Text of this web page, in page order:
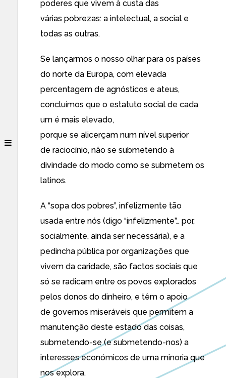
poderes que vivem à custa das
várias pobrezas: a intelectual, a social e
todas as outras.
Se lançarmos o nosso olhar para os países
do norte da Europa, com elevada
percentagem de agnósticos e ateus,
concluímos que o estatuto social de cada
um é mais elevado,
porque se alicerçam num nível superior
de raciocínio, não se submetendo à
divindade do modo como se submetem os
latinos.
A “sopa dos pobres”, infelizmente tão
usada entre nós (digo “infelizmente”… por,
socialmente, ainda ser necessária), e a
pedincha pública por organizações que
vivem da caridade, são factos sociais que
só se radicam entre os povos explorados
pelos donos do dinheiro, e têm o apoio
de governos miseráveis que permitem a
manutenção deste estado das coisas,
submetendo-se (e submetendo-nos) a
interesses económicos de uma minoria que
nos explora.